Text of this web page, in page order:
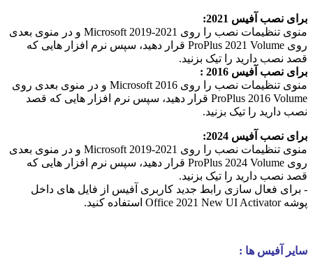
برای نصب آفیس 2021:
منوی تنظیمات نصب را روی Microsoft 2019-2021 و در منوی بعدی
روی ProPlus 2021 Volume قرار دهید، سپس نرم افزار هایی که
قصد نصب دارید را تیک بزنید.
برای نصب آفیس 2016 :
منوی تنظیمات نصب را روی Microsoft 2016 و در منوی بعدی روی
ProPlus 2016 Volume قرار دهید، سپس نرم افزار هایی که قصد
نصب دارید را تیک بزنید.
برای نصب آفیس 2024:
منوی تنظیمات نصب را روی Microsoft 2019-2021 و در منوی بعدی
روی ProPlus 2024 Volume قرار دهید، سپس نرم افزار هایی که
قصد نصب دارید را تیک بزنید.
- برای فعال سازی رابط جدید کاربری آفیس از فایل های داخل
پوشه Office 2021 New UI Activator استفاده کنید.
سایر آفیس ها :